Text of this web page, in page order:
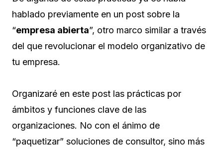
hablado previamente en un post sobre la
“empresa abierta”, otro marco similar a través
del que revolucionar el modelo organizativo de
tu empresa.
Organizaré en este post las prácticas por
ámbitos y funciones clave de las
organizaciones. No con el ánimo de
“paquetizar” soluciones de consultor, sino más